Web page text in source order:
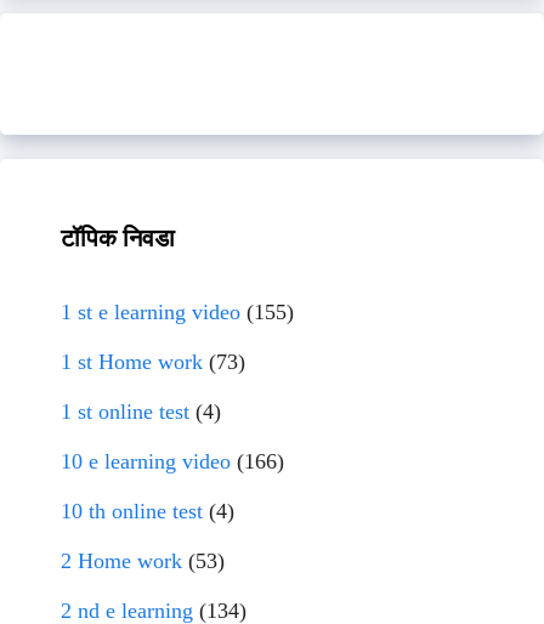
टॉपिक निवडा
1 st e learning video (155)
1 st Home work (73)
1 st online test (4)
10 e learning video (166)
10 th online test (4)
2 Home work (53)
2 nd e learning (134)